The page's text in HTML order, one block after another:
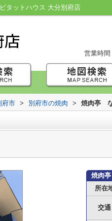
タットハウス 大分別府店
営業時間
府市 > 別府市の焼肉 > 焼肉亭
焼肉
所在
交通